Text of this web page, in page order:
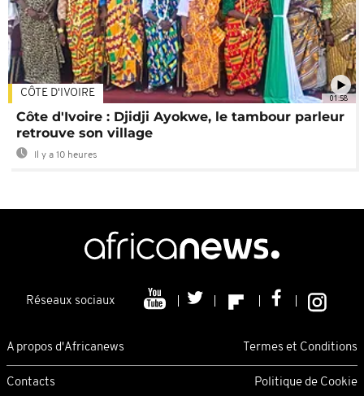
01:58
CÔTE D'IVOIRE
Côte d'Ivoire : Djidji Ayokwe, le tambour parleur
retrouve son village
Il y a 10 heures
Réseaux sociaux
A propos d'Africanews Termes et Conditions
Contacts Politique de Cookie